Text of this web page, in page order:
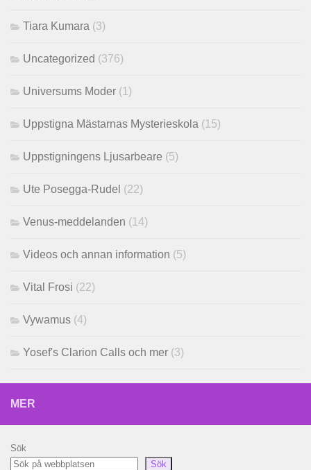
Tiara Kumara (3)
Uncategorized (376)
Universums Moder (1)
Uppstigna Mästarnas Mysterieskola (15)
Uppstigningens Ljusarbeare (5)
Ute Posegga-Rudel (22)
Venus-meddelanden (14)
Videos och annan information (5)
Vital Frosi (22)
Vywamus (4)
Yosef's Clarion Calls och mer (3)
MER
Sök
Sök